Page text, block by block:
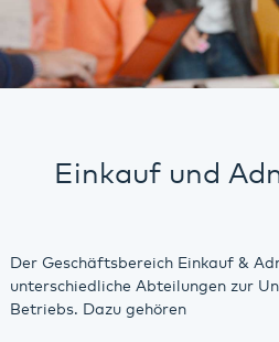
Einkauf und
Der Geschäftsbereich Einkauf &
unterschiedliche Abteilungen zur
Betriebs. Dazu gehören